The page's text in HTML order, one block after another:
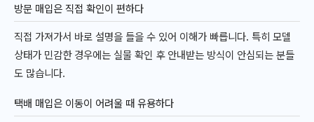
방문 매입은 직접 확인이 편하다
직접 가져가서 바로 설명을 들을 수 있어 이해가 빠릅니다. 특히 모델
상태가 민감한 경우에는 실물 확인 후 안내받는 방식이 안심되는 분들
도 많습니다.
택배 매입은 이동이 어려울 때 유용하다